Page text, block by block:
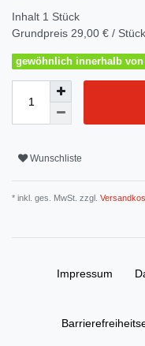
Inhalt 1 Stück
Grundpreis 29,00 € / Stück
gewöhnlich innerhalb
Wunschliste
* inkl. ges. MwSt. zzgl.
Impressum